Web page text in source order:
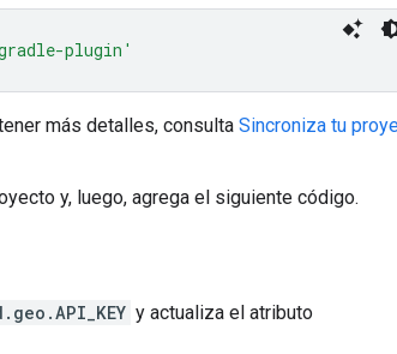
plugin'
más detalles, consulta Sincroniza tu
y, luego, agrega el siguiente código.
y actualiza el atributo